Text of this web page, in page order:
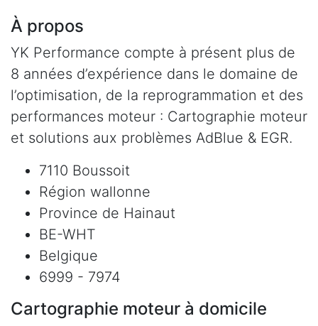
À propos
YK Performance compte à présent plus de
8 années d’expérience dans le domaine de
l’optimisation, de la reprogrammation et des
performances moteur : Cartographie moteur
et solutions aux problèmes AdBlue & EGR.
7110 Boussoit
Région wallonne
Province de Hainaut
BE-WHT
Belgique
6999 - 7974
Cartographie moteur à domicile